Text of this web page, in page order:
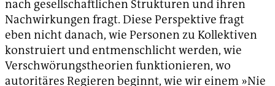
nach gesellschaftlichen Strukturen und ihren
Nachwirkungen fragt. Diese Perspektive fragt
eben nicht danach, wie Personen zu Kollektiven
konstruiert und entmenschlicht werden, wie
Verschwörungstheorien funktionieren, wo
autoritäres Regieren beginnt, wie wir einem »Nie